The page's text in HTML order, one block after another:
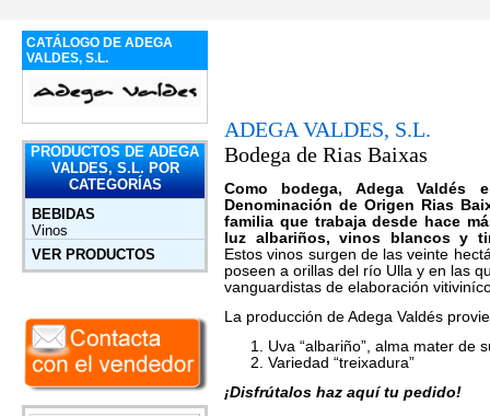
CATÁLOGO DE ADEGA
VALDES, S.L.
PRODUCTOS DE ADEGA
VALDES, S.L. POR
CATEGORÍAS
BEBIDAS
Vinos
VER PRODUCTOS
ADEGA VALDES, S.L.
Bodega de Rias Baixas
Como bodega, Adega Valdés
Denominación de Origen Rias
familia que trabaja desde hace
luz albariños, vinos blancos y
Estos vinos surgen de las veinte
poseen a orillas del río Ulla y en las
vanguardistas de elaboración
La producción de Adega Valdés
Uva “albariño”, alma mater de
Variedad “treixadura”
¡Disfrútalos haz aquí tu pedido!